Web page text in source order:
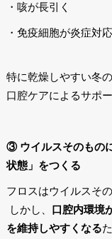
・咳が長引く
・免疫細胞が炎症対
特に乾燥しやすい冬
口腔ケアによるサポ
③ ウイルスそのもの
状態」をつくる
フロスはウイルスそ
しかし、
口腔内環境
を維持しやすくなる